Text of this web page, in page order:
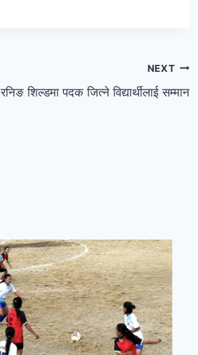
NEXT
रनिङ शिल्डमा पदक जित्ने विद्यार्थीलाई सम्मान